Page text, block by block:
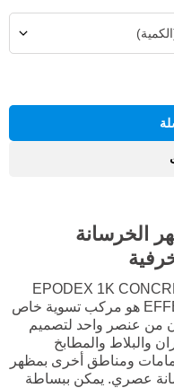
الخرسانة
EPODEX 1K
EFFECT هو مركب تسوية خاص
من عنصر واحد لتصميم
والبلاط والمطابخ
ومناطق أخرى بمظهر
عصري. يمكن ببساطة